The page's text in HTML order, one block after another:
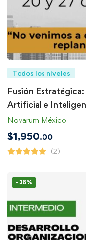
Todos los niveles
Fusión
Artificial e
Novarum México
$1,950.00
(2)
-36%